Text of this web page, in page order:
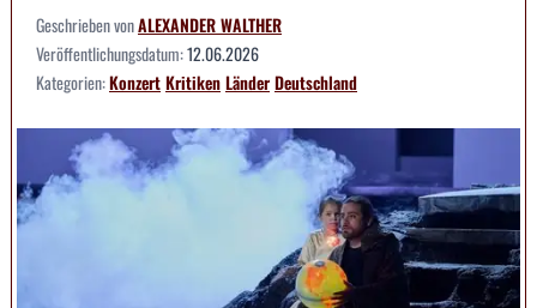
Geschrieben vonALEXANDER WALTHER
Veröffentlichungsdatum:12.06.2026
Kategorien:KonzertKritikenLänderDeutschland